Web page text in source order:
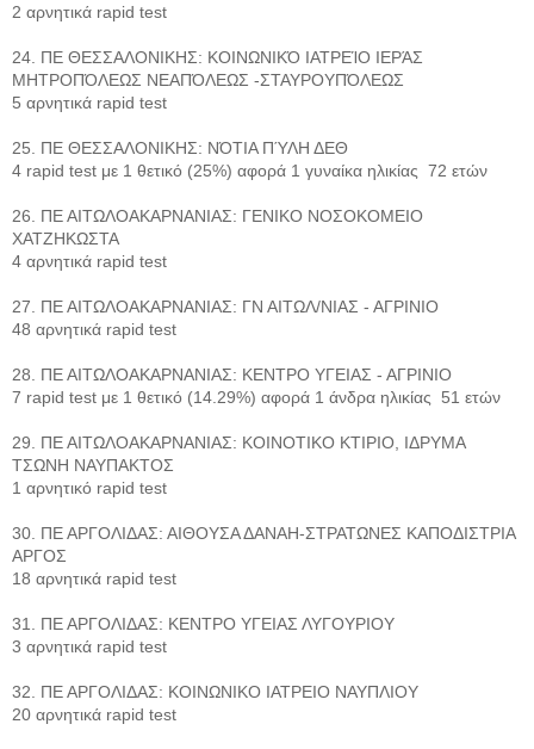
2 αρνητικά rapid test
24. ΠΕ ΘΕΣΣΑΛΟΝΙΚΗΣ: ΚΟΙΝΩΝΙΚΌ ΙΑΤΡΕΊΟ ΙΕΡΆΣ
ΜΗΤΡΟΠΌΛΕΩΣ ΝΕΑΠΌΛΕΩΣ -ΣΤΑΥΡΟΥΠΌΛΕΩΣ
5 αρνητικά rapid test
25. ΠΕ ΘΕΣΣΑΛΟΝΙΚΗΣ: ΝΌΤΙΑ ΠΎΛΗ ΔΕΘ
4 rapid test με 1 θετικό (25%) αφορά 1 γυναίκα ηλικίας 72 ετών
26. ΠΕ ΑΙΤΩΛΟΑΚΑΡΝΑΝΙΑΣ: ΓΕΝΙΚΟ ΝΟΣΟΚΟΜΕΙΟ
ΧΑΤΖΗΚΩΣΤΑ
4 αρνητικά rapid test
27. ΠΕ ΑΙΤΩΛΟΑΚΑΡΝΑΝΙΑΣ: ΓΝ ΑΙΤΩΛ/ΝΙΑΣ - ΑΓΡΙΝΙΟ
48 αρνητικά rapid test
28. ΠΕ ΑΙΤΩΛΟΑΚΑΡΝΑΝΙΑΣ: ΚΕΝΤΡΟ ΥΓΕΙΑΣ - ΑΓΡΙΝΙΟ
7 rapid test με 1 θετικό (14.29%) αφορά 1 άνδρα ηλικίας 51 ετών
29. ΠΕ ΑΙΤΩΛΟΑΚΑΡΝΑΝΙΑΣ: ΚΟΙΝΟΤΙΚΟ ΚΤΙΡΙΟ, ΙΔΡΥΜΑ
ΤΣΩΝΗ ΝΑΥΠΑΚΤΟΣ
1 αρνητικό rapid test
30. ΠΕ ΑΡΓΟΛΙΔΑΣ: ΑΙΘΟΥΣΑ ΔΑΝΑΗ-ΣΤΡΑΤΩΝΕΣ ΚΑΠΟΔΙΣΤΡΙΑ
ΑΡΓΟΣ
18 αρνητικά rapid test
31. ΠΕ ΑΡΓΟΛΙΔΑΣ: ΚΕΝΤΡΟ ΥΓΕΙΑΣ ΛΥΓΟΥΡΙΟΥ
3 αρνητικά rapid test
32. ΠΕ ΑΡΓΟΛΙΔΑΣ: ΚΟΙΝΩΝΙΚΟ ΙΑΤΡΕΙΟ ΝΑΥΠΛΙΟΥ
20 αρνητικά rapid test